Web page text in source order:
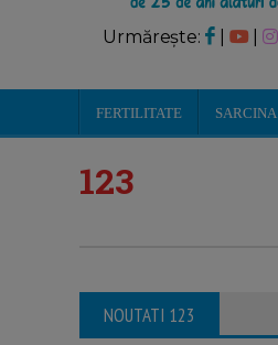
Urmărește: |
FERTILITATE SARCINA
123
NOUTATI 123